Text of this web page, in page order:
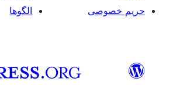
حریم خصوصی
الگوها